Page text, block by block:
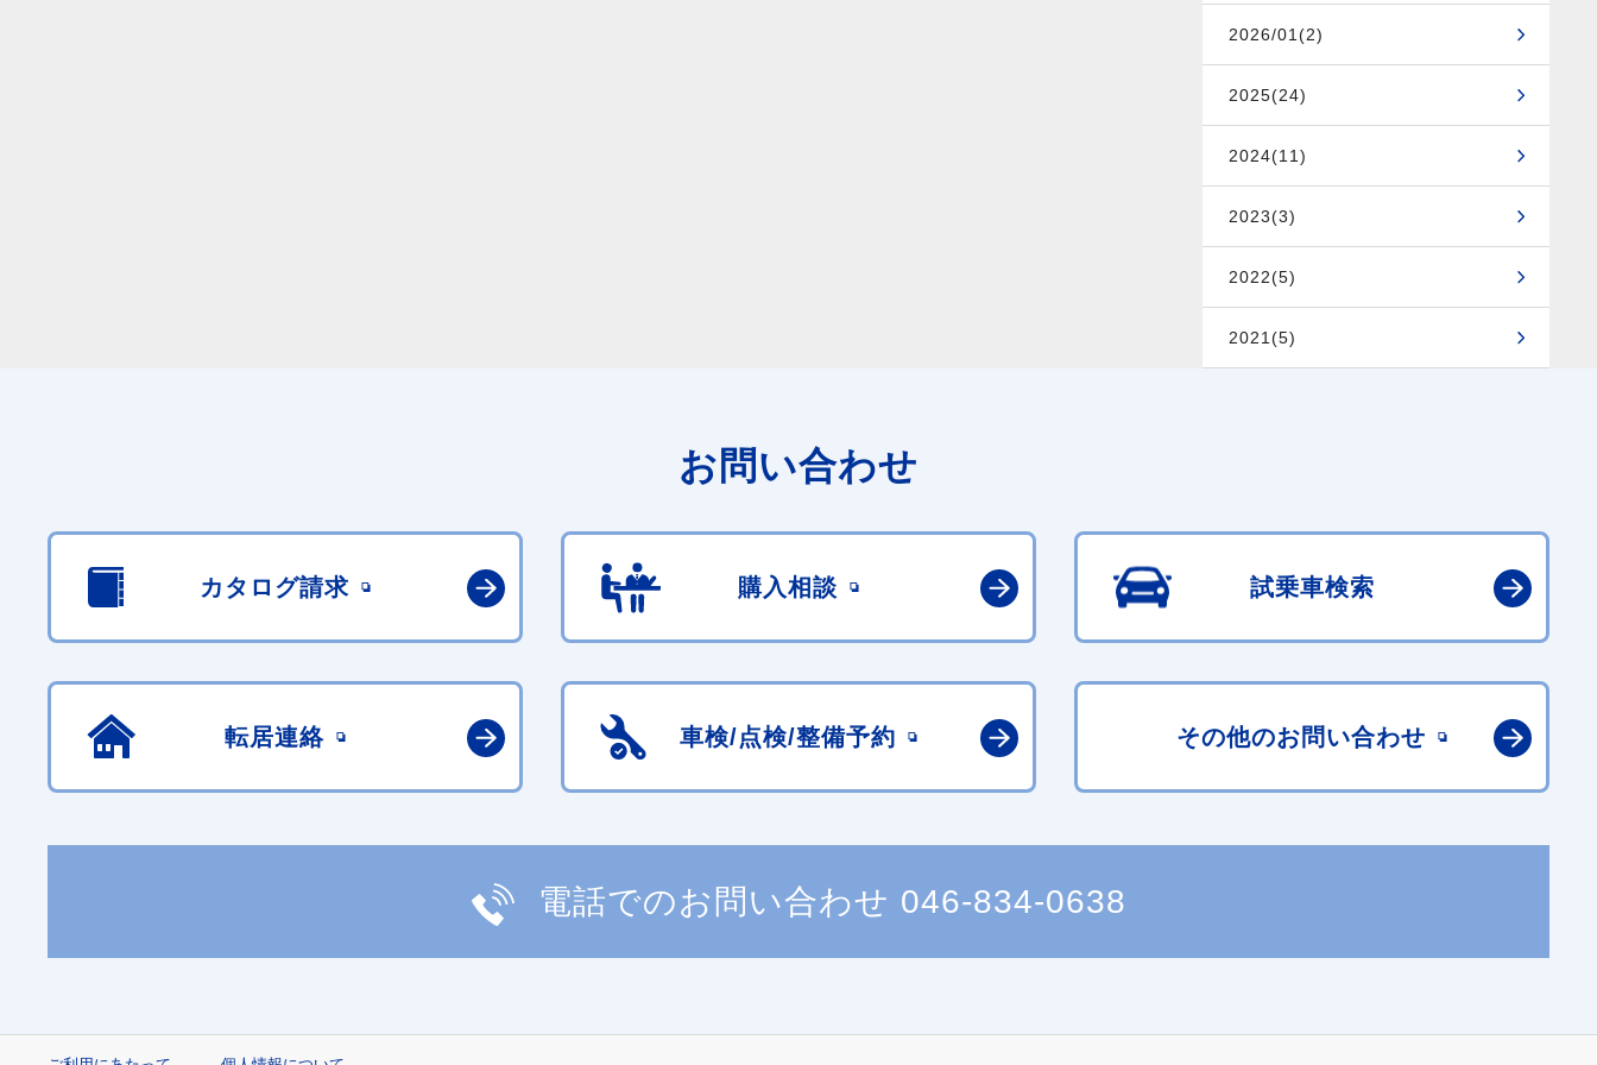
2026/01(2)
2025(24)
2024(11)
2023(3)
2022(5)
2021(5)
お問い合わせ
カタログ請求 購入相談 試乗車検索
転居連絡 車検/点検/整備予約 その他のお問い合わせ
電話でのお問い合わせ 046-834-0638